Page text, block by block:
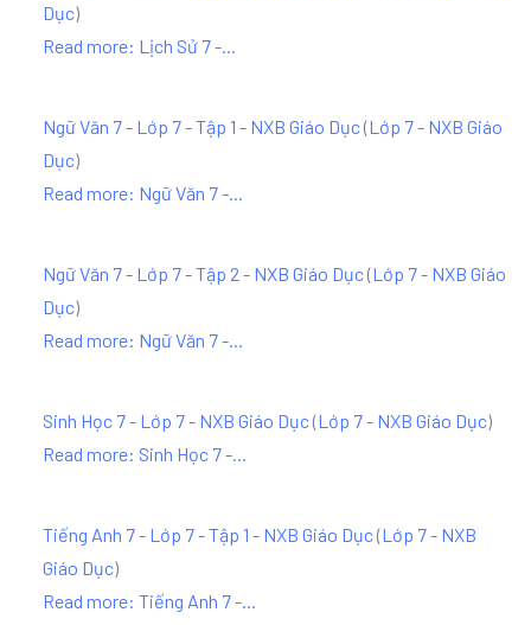
Dục)
Read more: Lịch Sử 7 -...
Ngữ Văn 7 - Lớp 7 - Tập 1 - NXB Giáo Dục(Lớp 7 - NXB Giáo
Dục)
Read more: Ngữ Văn 7 -...
Ngữ Văn 7 - Lớp 7 - Tập 2 - NXB Giáo Dục(Lớp 7 - NXB Giáo
Dục)
Read more: Ngữ Văn 7 -...
Sinh Học 7 - Lớp 7 - NXB Giáo Dục(Lớp 7 - NXB Giáo Dục)
Read more: Sinh Học 7 -...
Tiếng Anh 7 - Lớp 7 - Tập 1 - NXB Giáo Dục(Lớp 7 - NXB
Giáo Dục)
Read more: Tiếng Anh 7 -...